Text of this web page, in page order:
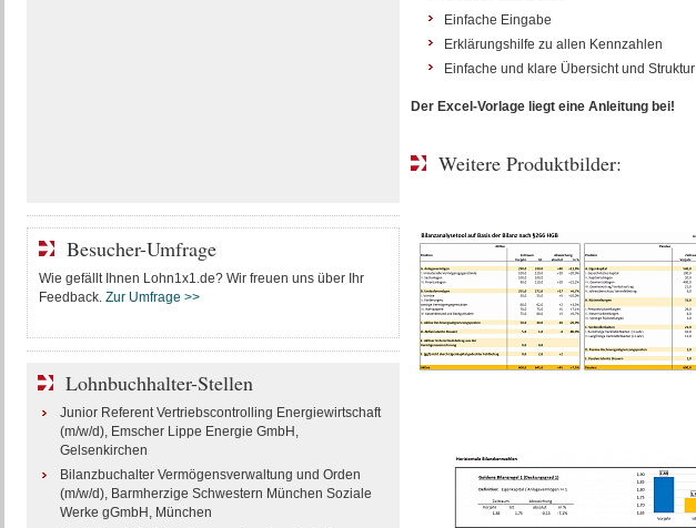
Einfache Eingabe
Erklärungshilfe zu allen Kennzahlen
Einfache und klare Übersicht und Struktur
Der Excel-Vorlage liegt eine Anleitung bei!
Weitere Produktbilder:
Besucher-Umfrage
Wie gefällt Ihnen Lohn1x1.de? Wir freuen uns über Ihr
Feedback. Zur Umfrage >>
Lohnbuchhalter-Stellen
Junior Referent Vertriebscontrolling Energiewirtschaft
(m/w/d), Emscher Lippe Energie GmbH,
Gelsenkirchen
Bilanzbuchalter Vermögensverwaltung und Orden
(m/w/d), Barmherzige Schwestern München Soziale
Werke gGmbH, München